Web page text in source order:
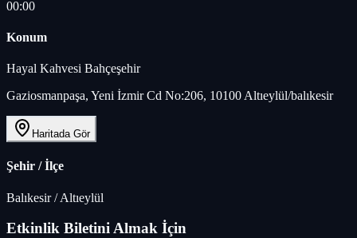
00:00
Konum
Hayal Kahvesi Bahçeşehir
Gaziosmanpaşa, Yeni İzmir Cd No:206, 10100 Altıeylül/balıkesir
Haritada Gör
Şehir / İlçe
Balıkesir/Altıeylül
Etkinlik Biletini Almak İçin